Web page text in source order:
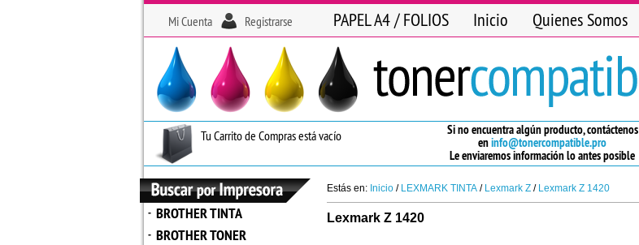
Mi Cuenta Registrarse PAPEL A4 / FOLIOS Inicio Quienes Somos
Si no encuentra algún producto, contáctenos
eninfo@tonercompatible.pro
Le enviaremos información lo antes posible
Tu Carrito de Compras está vacío
- BROTHER TINTA
- BROTHER TONER
Estás en: Inicio / LEXMARK TINTA / Lexmark Z / Lexmark Z 1420
Lexmark Z 1420